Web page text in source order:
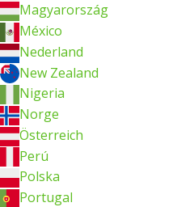
Magyarország
México
Nederland
New Zealand
Nigeria
Norge
Österreich
Perú
Polska
Portugal